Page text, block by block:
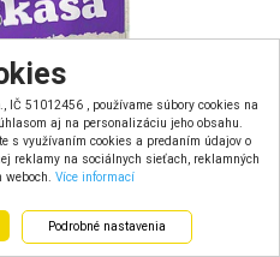
IČ 51012456 , používame súbory cookies na
aj na personalizáciu jeho obsahu.
s využívaním cookies a predaním údajov o
reklamy na sociálnych sieťach, reklamných
Více informací
Podrobné nastavenia